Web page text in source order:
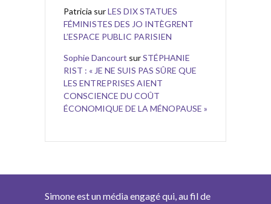
Patricia surLES DIX STATUES
FÉMINISTES DES JO INTÈGRENT
L’ESPACE PUBLIC PARISIEN
Sophie Dancourt surSTÉPHANIE
RIST : « JE NE SUIS PAS SÛRE QUE
LES ENTREPRISES AIENT
CONSCIENCE DU COÛT
ÉCONOMIQUE DE LA MÉNOPAUSE »
Simone est un média engagé qui, au fil de